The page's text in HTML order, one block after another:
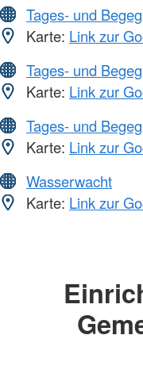
Tages- und
Karte: Link zur
Tages- und
Karte: Link zur
Tages- und
Karte: Link zur
Wasserwacht
Karte: Link zur